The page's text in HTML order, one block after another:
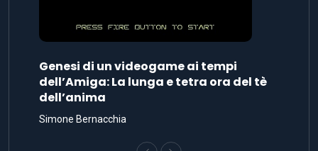
Genesi di un videogame ai tempi
dell’Amiga: La lunga e tetra ora del tè
dell’anima
Simone Bernacchia